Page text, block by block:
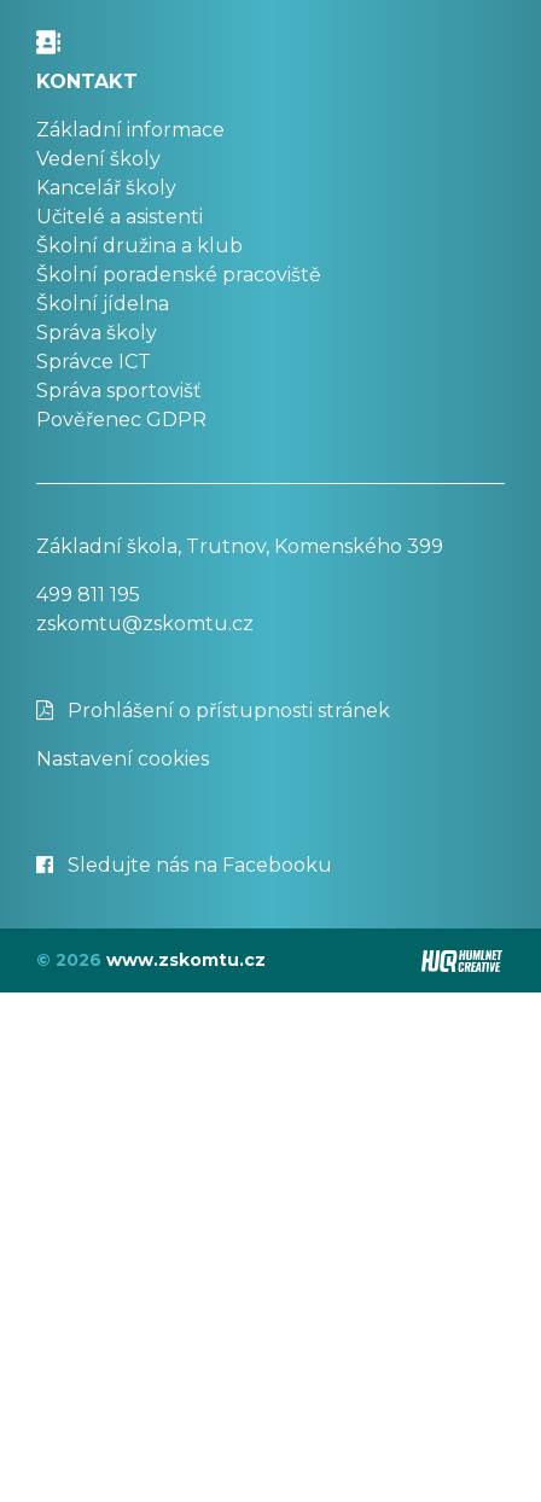
KONTAKT
Základní informace
Vedení školy
Kancelář školy
Učitelé a asistenti
Školní družina a klub
Školní poradenské pracoviště
Školní jídelna
Správa školy
Správce ICT
Správa sportovišť
Pověřenec GDPR
Základní škola, Trutnov, Komenského 399
499 811 195
zskomtu@zskomtu.cz
Prohlášení o přístupnosti stránek
Nastavení cookies
Sledujte nás na Facebooku
© 2026 www.zskomtu.cz